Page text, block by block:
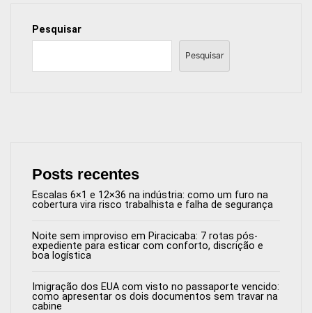
Pesquisar
Pesquisar
Posts recentes
Escalas 6×1 e 12×36 na indústria: como um furo na
cobertura vira risco trabalhista e falha de segurança
Noite sem improviso em Piracicaba: 7 rotas pós-
expediente para esticar com conforto, discrição e
boa logística
Imigração dos EUA com visto no passaporte vencido:
como apresentar os dois documentos sem travar na
cabine